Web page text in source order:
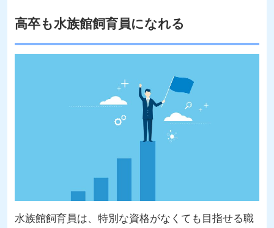
高卒も水族館飼育員になれる
水族館飼育員は、特別な資格がなくても目指せる職